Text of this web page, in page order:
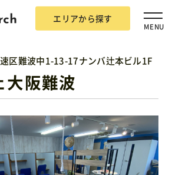
エリアから探す
MENU
エリアから探す
とは？
区難波中1-13-17ナンバ辻本ビル1F
大阪難波